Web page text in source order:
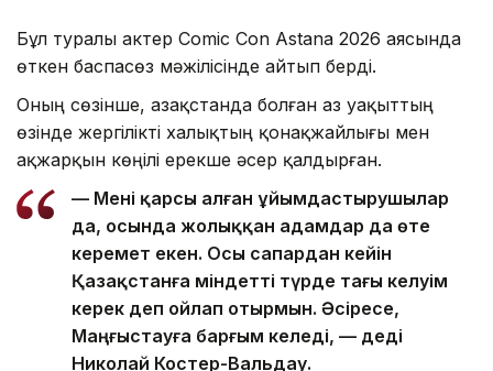
Бұл туралы актер Comic Con Astana 2026 аясында
өткен баспасөз мәжілісінде айтып берді.
Оның сөзінше, Қазақстанда болған аз уақыттың
өзінде жергілікті халықтың қонақжайлығы мен
ақжарқын көңілі ерекше әсер қалдырған.
— Мені қарсы алған ұйымдастырушылар
да, осында жолыққан адамдар да өте
керемет екен. Осы сапардан кейін
Қазақстанға міндетті түрде тағы келуім
керек деп ойлап отырмын. Әсіресе,
Маңғыстауға барғым келеді, — деді
Николай Костер-Вальдау.